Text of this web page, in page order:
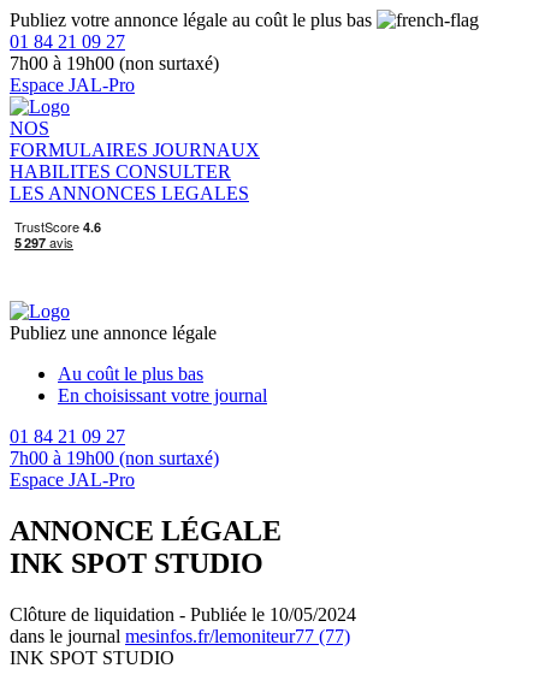
Publiez votre annonce légale au coût le plus bas
01 84 21 09 27
7h00 à 19h00 (non surtaxé)
Espace JAL-Pro
NOS
FORMULAIRES JOURNAUX
HABILITES CONSULTER
LES ANNONCES LEGALES
Publiez une annonce légale
Au coût le plus bas
En choisissant votre journal
01 84 21 09 27
7h00 à 19h00 (non surtaxé)
Espace JAL-Pro
ANNONCE LÉGALE
INK SPOT STUDIO
Clôture de liquidation - Publiée le 10/05/2024
dans le journal mesinfos.fr/lemoniteur77 (77)
INK SPOT STUDIO